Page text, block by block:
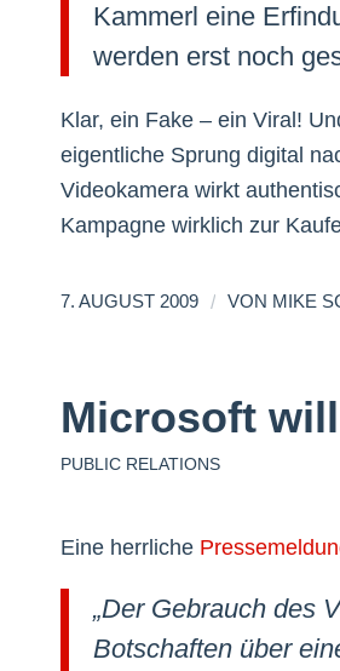
Kammerl eine
werden erst noch
Klar, ein Fake – ein Viral!
eigentliche Sprung digital
Videokamera wirkt
Kampagne wirklich zur
7. AUGUST 2009 / VON MIKE
Microsoft
PUBLIC RELATIONS
Eine herrliche
„Der Gebrauch des
Botschaften über